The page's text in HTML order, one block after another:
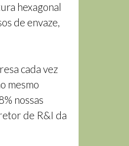
hexagonal
de envaze,
cada vez
mesmo
nossas
de R&I da